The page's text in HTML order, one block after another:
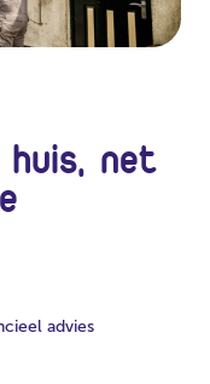
net
advies